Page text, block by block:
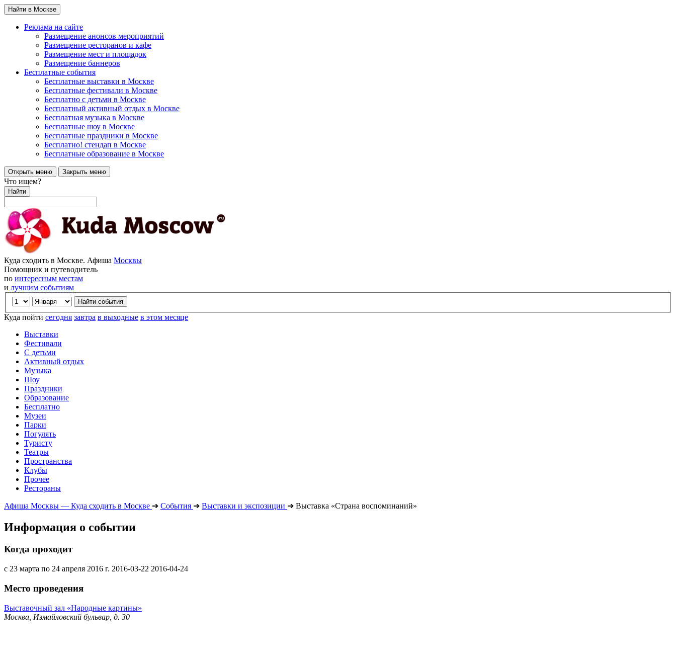
Найти в Москве
Реклама на сайте
Размещение анонсов мероприятий
Размещение ресторанов и кафе
Размещение мест и площадок
Размещение баннеров
Бесплатные события
Бесплатные выставки в Москве
Бесплатные фестивали в Москве
Бесплатно с детьми в Москве
Бесплатный активный отдых в Москве
Бесплатная музыка в Москве
Бесплатные шоу в Москве
Бесплатные праздники в Москве
Бесплатно! стендап в Москве
Бесплатные образование в Москве
Открыть меню Закрыть меню
Что ищем?
Найти
Куда сходить в Москве. Афиша Москвы
Помощник и путеводитель
по интересным местам
и лучшим событиям
Куда пойти сегодня завтра в выходные в этом месяце
Выставки
Фестивали
С детьми
Активный отдых
Музыка
Шоу
Праздники
Образование
Бесплатно
Музеи
Парки
Погулять
Туристу
Театры
Пространства
Клубы
Прочее
Рестораны
Афиша Москвы — Куда сходить в Москве ➔ События ➔ Выставки и экспозиции ➔ Выставка «Страна воспоминаний»
Информация о событии
Когда проходит
с 23 марта по 24 апреля 2016 г. 2016-03-22 2016-04-24
Место проведения
Выставочный зал «Народные картины»
Москва, Измайловский бульвар, д. 30